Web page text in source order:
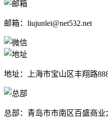
邮箱：liujunlei@net532.net
地址：上海市宝山区丰翔路
总部：青岛市市南区百盛商业